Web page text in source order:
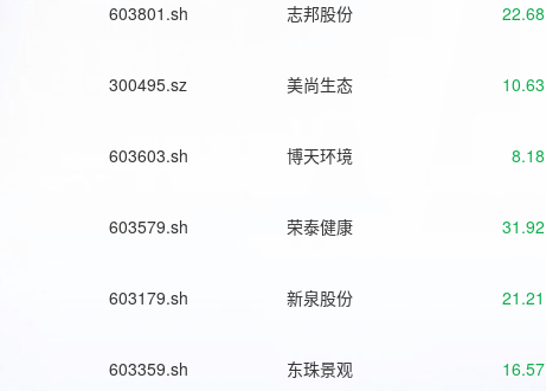
603801.sh 志邦股份 22.68
300495.sz 美尚生态 10.63
603603.sh 博天环境 8.18
603579.sh 荣泰健康 31.92
603179.sh 新泉股份 21.21
603359.sh 东珠景观 16.57